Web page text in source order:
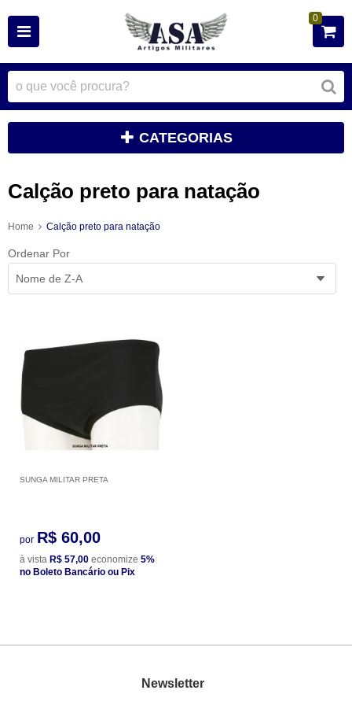
0
CATEGORIAS
Calção preto para natação
Home Calção preto para natação
Ordenar Por
Nome de Z-A
SUNGA MILITAR PRETA
por R$ 60,00
à vista R$ 57,00 economize 5%
no Boleto Bancário ou Pix
Newsletter